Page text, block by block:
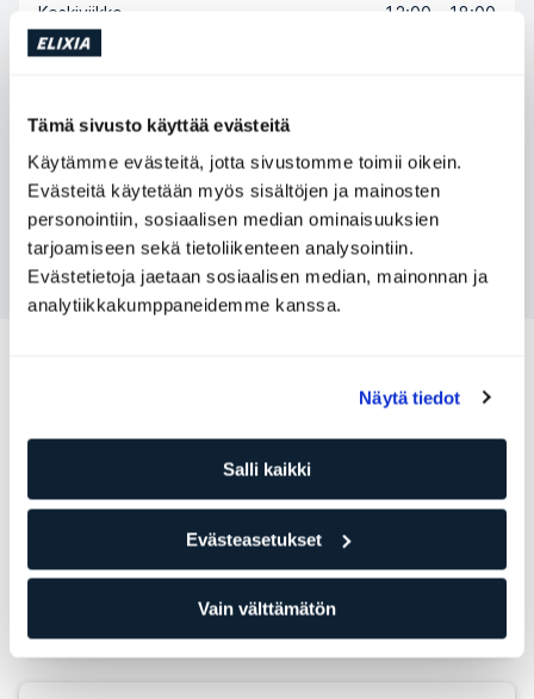
Tämä sivusto käyttää evästeitä
Käytämme evästeitä, jotta sivustomme toimii oikein.
Evästeitä käytetään myös sisältöjen ja mainosten
personointiin, sosiaalisen median ominaisuuksien
tarjoamiseen sekä tietoliikenteen analysointiin.
Evästetietoja jaetaan sosiaalisen median, mainonnan ja
analytiikkakumppaneidemme kanssa.
Näytä tiedot
Salli kaikki
Evästeasetukset
Vain välttämätön
Keskiviikko
12:00 - 18:00
Torstai
Lauantai
Sunnuntai
Ei saatavilla
Ota yhteyttä Hege Osvoll
Robert Cwiklinski
Personal Trainer
SATS Ryen Taso: 5
Voimaharjoittelu
Urheiluvammojen ennaltaehkäisy